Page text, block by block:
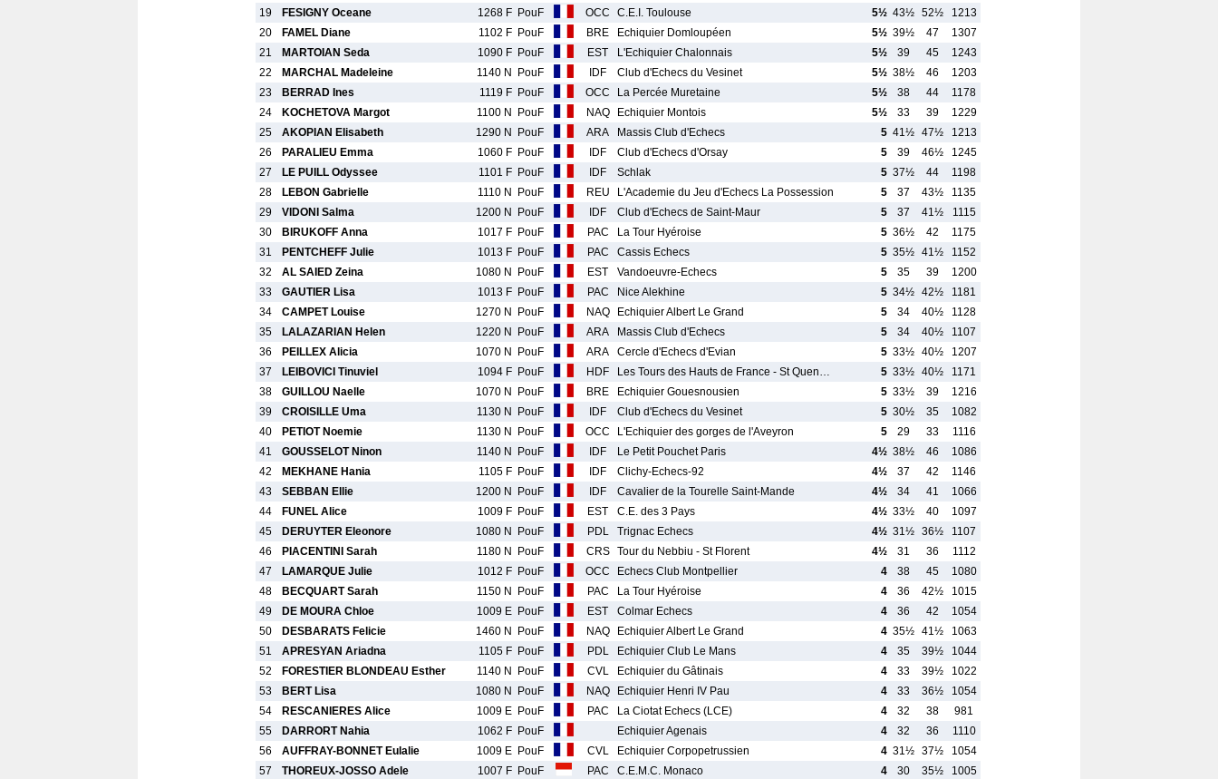
19
FESIGNY Oceane 1268 F PouF OCC C.E.I. Toulouse 5½ 43½ 52½
1213
20
FAMEL Diane 1102 F PouF BRE Echiquier Domloupéen 5½ 39½ 47
1307
21
MARTOIAN Seda 1090 F PouF EST L'Echiquier Chalonnais 5½ 39 45
1243
22
MARCHAL Madeleine 1140 N PouF IDF Club d'Echecs du Vesinet 5½ 38½ 46
1203
23
BERRAD Ines 1119 F PouF OCC La Percée Muretaine 5½ 38 44
1178
24
KOCHETOVA Margot 1100 N PouF NAQ Echiquier Montois 5½ 33 39
1229
25
AKOPIAN Elisabeth 1290 N PouF ARA Massis Club d'Echecs 5 41½ 47½
1213
26
PARALIEU Emma 1060 F PouF IDF Club d'Echecs d'Orsay 5 39 46½
1245
27
LE PUILL Odyssee 1101 F PouF IDF Schlak 5 37½ 44
1198
28
LEBON Gabrielle 1110 N PouF REU L'Academie du Jeu d'Echecs La Possession 5 37 43½
1135
29
VIDONI Salma 1200 N PouF IDF Club d'Echecs de Saint-Maur 5 37 41½
1115
30
BIRUKOFF Anna 1017 F PouF PAC La Tour Hyéroise 5 36½ 42
1175
31
PENTCHEFF Julie 1013 F PouF PAC Cassis Echecs 5 35½ 41½
1152
32
AL SAIED Zeina 1080 N PouF EST Vandoeuvre-Echecs 5 35 39
1200
33
GAUTIER Lisa 1013 F PouF PAC Nice Alekhine 5 34½ 42½
1181
34
CAMPET Louise 1270 N PouF NAQ Echiquier Albert Le Grand 5 34 40½
1128
35
LALAZARIAN Helen 1220 N PouF ARA Massis Club d'Echecs 5 34 40½
1107
36
PEILLEX Alicia 1070 N PouF ARA Cercle d'Echecs d'Evian 5 33½ 40½
1207
37
LEIBOVICI Tinuviel 1094 F PouF HDF Les Tours des Hauts de France - St Quen… 5 33½ 40½
1171
38
GUILLOU Naelle 1070 N PouF BRE Echiquier Gouesnousien 5 33½ 39
1216
39
CROISILLE Uma 1130 N PouF IDF Club d'Echecs du Vesinet 5 30½ 35
1082
40
PETIOT Noemie 1130 N PouF OCC L'Echiquier des gorges de l'Aveyron 5 29 33
1116
41
GOUSSELOT Ninon 1140 N PouF IDF Le Petit Pouchet Paris 4½ 38½ 46
1086
42
MEKHANE Hania 1105 F PouF IDF Clichy-Echecs-92 4½ 37 42
1146
43
SEBBAN Ellie 1200 N PouF IDF Cavalier de la Tourelle Saint-Mande 4½ 34 41
1066
44
FUNEL Alice 1009 F PouF EST C.E. des 3 Pays 4½ 33½ 40
1097
45
DERUYTER Eleonore 1080 N PouF PDL Trignac Echecs 4½ 31½ 36½
1107
46
PIACENTINI Sarah 1180 N PouF CRS Tour du Nebbiu - St Florent 4½ 31 36
1112
47
LAMARQUE Julie 1012 F PouF OCC Echecs Club Montpellier 4 38 45
1080
48
BECQUART Sarah 1150 N PouF PAC La Tour Hyéroise 4 36 42½
1015
49
DE MOURA Chloe 1009 E PouF EST Colmar Echecs 4 36 42
1054
50
DESBARATS Felicie 1460 N PouF NAQ Echiquier Albert Le Grand 4 35½ 41½
1063
51
APRESYAN Ariadna 1105 F PouF PDL Echiquier Club Le Mans 4 35 39½
1044
52
FORESTIER BLONDEAU Esther 1140 N PouF CVL Echiquier du Gâtinais 4 33 39½
1022
53
BERT Lisa 1080 N PouF NAQ Echiquier Henri IV Pau 4 33 36½
1054
54
RESCANIERES Alice 1009 E PouF PAC La Ciotat Echecs (LCE) 4 32 38
981
55
DARRORT Nahia 1062 F PouF Echiquier Agenais 4 32 36
1110
56
AUFFRAY-BONNET Eulalie 1009 E PouF CVL Echiquier Corpopetrussien 4 31½ 37½
1054
57
THOREUX-JOSSO Adele 1007 F PouF PAC C.E.M.C. Monaco 4 30 35½
1005